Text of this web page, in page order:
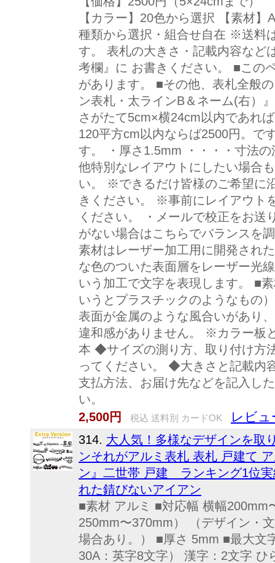
【カラー】20色から選択 【素材
種類から選択・組合せ自在 ※送料
す。 表札の大きさ・記載内容など
考欄』に お書きください。 ■この
があります。 ■その他、表札全般
ン表札・太ラインB＆ネーム(右）
さがたて5cm×横24cm以内であれ
120平方cm以内ならば2500円。で
す。 ・厚さ1.5mm ・・・・寸法
他特別なレイアウトにしたい場合
い。 ※できるだけ皆様のご希望に
きください。 ※事前にレイアウト
ください。 ・メールで校正をお送
がない場合はこちらでバランスを
素材はレーザー加工用に開発され
な色のついた表面層をレーザー光
いう加工で文字を表現します。 ■
いうとプラスチックのようなもの
表面が金属のような風合いがあり
違和感がありません。 ※カラー板
本 ◆サイズの測り方、取り付け方
ってください。 ◆大きさと記載内
支払方法、お届け先などを記入し
い。
2,500円
税込 送料別 カードOK レビュ
314. 大人気！多様なデザインを取
ンそれがアルミ表札 表札 戸建て
ン』二世帯 戸建 ランキング1位
れた錆びないアイアン
■素材 アルミ ■対応幅 横幅200mm
250mm〜370mm） （デザイン・
場合あり。） ■厚さ 5mm ■最大文
30A：英字8文字） 漢字：2文字